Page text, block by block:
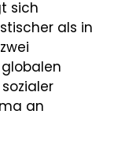
sich
als in
an